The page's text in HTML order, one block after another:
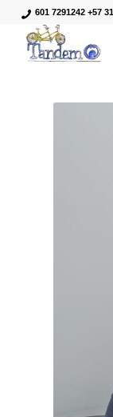
601 7291242 +57